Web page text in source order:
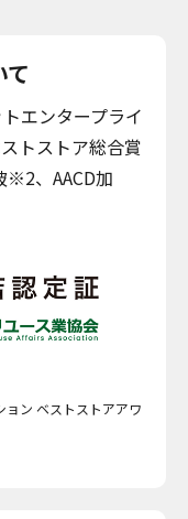
て
エンタープライ
トストア総合賞
、AACD加
ン ベストストアアワ